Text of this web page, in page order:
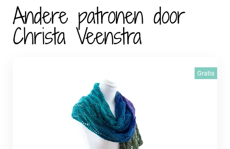
Andere patronen door
Christa Veenstra
Gratis